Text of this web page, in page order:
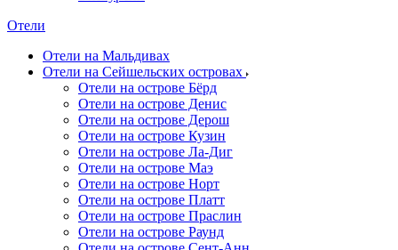
Отели
Отели на Мальдивах
Отели на Сейшельских островах
Отели на острове Бёрд
Отели на острове Денис
Отели на острове Дерош
Отели на острове Кузин
Отели на острове Ла-Диг
Отели на острове Маэ
Отели на острове Норт
Отели на острове Платт
Отели на острове Праслин
Отели на острове Раунд